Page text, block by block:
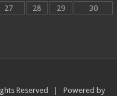
27 28 29
30
Reserved | Powered by